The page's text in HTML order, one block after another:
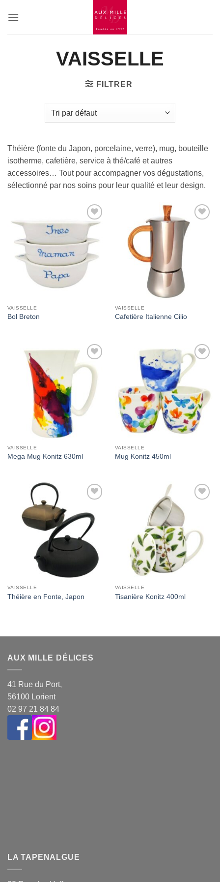
VAISSELLE
FILTRER
Théière (fonte du Japon, porcelaine, verre), mug, bouteille
isotherme, cafetière, service à thé/café et autres
accessoires… Tout pour accompagner vos dégustations,
sélectionné par nos soins pour leur qualité et leur design.
Add to
Wishlist
VAISSELLE
Bol Breton
Add to
VAISSELLE
Cafetière Italienne Cilio
Add to
Wishlist
VAISSELLE
Mega Mug Konitz 630ml
Add to
Wishlist
VAISSELLE
Mug Konitz 450ml
Wishlist
VAISSELLE
Théière en Fonte, Japon
VAISSELLE
Tisanière Konitz 400ml
AUX MILLE DÉLICES
41 Rue du Port,
56100 Lorient
02 97 21 84 84
LA TAPENALGUE